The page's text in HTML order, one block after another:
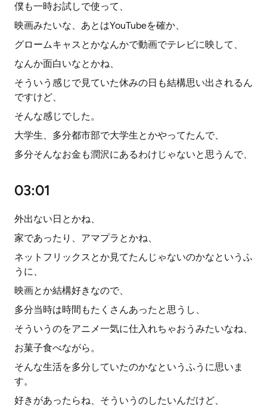
僕も一時お試しで使って、
映画みたいな、あとはYouTubeを確か、
グロームキャスとかなんかで動画でテレビに映して、
なんか面白いなとかね、
そういう感じで見ていた休みの日も結構思い出されるん
ですけど、
そんな感じでした。
大学生、多分都市部で大学生とかやってたんで、
多分そんなお金も潤沢にあるわけじゃないと思うんで、
03:01
外出ない日とかね、
家であったり、アマプラとかね、
ネットフリックスとか見てたんじゃないのかなというふ
うに、
映画とか結構好きなので、
多分当時は時間もたくさんあったと思うし、
そういうのをアニメ一気に仕入れちゃおうみたいなね、
お菓子食べながら。
そんな生活を多分していたのかなというふうに思いま
す。
好きがあったらね、そういうのしたいんだけど、